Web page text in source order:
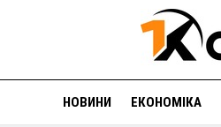
НОВИНИ ЕКОНОМІКА